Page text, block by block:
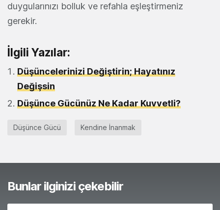
duygularınızı bolluk ve refahla eşleştirmeniz
gerekir.
İlgili Yazılar:
Düşüncelerinizi Değiştirin; Hayatınız
Değişsin
Düşünce Gücünüz Ne Kadar Kuvvetli?
Düşünce Gücü Kendine İnanmak
Bunlar ilginizi çekebilir